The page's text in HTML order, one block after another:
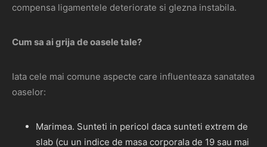
compensa ligamentele deteriorate si glezna instabila.
Cum sa ai grija de oasele tale?
Iata cele mai comune aspecte care influenteaza sanatatea
oaselor:
Marimea. Sunteti in pericol daca sunteti extrem de
slab (cu un indice de masa corporala de 19 sau mai